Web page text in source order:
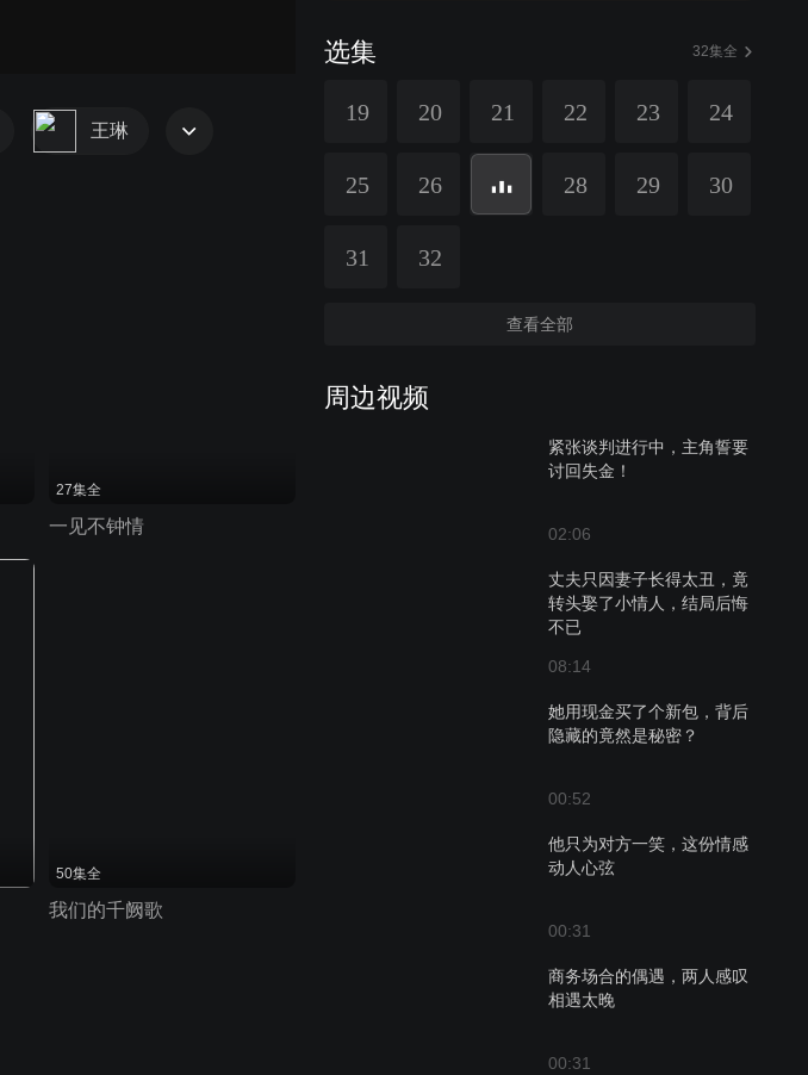
选集 32集全
19 20 21 22 23 24
25 26 28 29 30
31 32
查看全部
周边视频
紧张谈判进行中，主角誓要
讨回失金！
02:06
丈夫只因妻子长得太丑，竟
转头娶了小情人，结局后悔
不已
08:14
她用现金买了个新包，背后
隐藏的竟然是秘密？
00:52
他只为对方一笑，这份情感
动人心弦
00:31
商务场合的偶遇，两人感叹
相遇太晚
00:31
王琳
27集全
一见不钟情
50集全
我们的千阙歌